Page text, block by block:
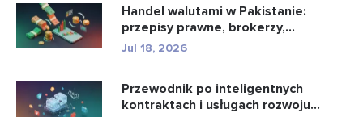
Handel walutami w Pakistanie:
przepisy prawne, brokerzy,
aplikacje...
Jul 18, 2026
Przewodnik po inteligentnych
kontraktach i usługach rozwoju